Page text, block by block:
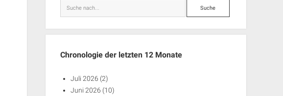
Suche
Chronologie der letzten 12 Monate
Juli 2026 (2)
Juni 2026 (10)